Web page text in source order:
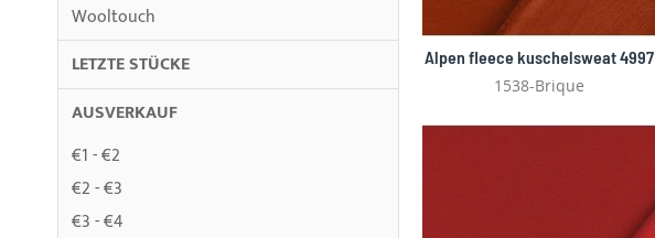
Alpen fleece kuschelsweat 4997
1538-Brique
Wooltouch
LETZTE STÜCKE
AUSVERKAUF
€1 - €2
€2 - €3
€3 - €4